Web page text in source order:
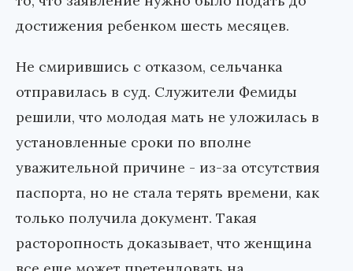
достижения ребенком шесть месяцев.
Не смирившись с отказом, сельчанка
отправилась в суд. Служители Фемиды
решили, что молодая мать не уложилась в
установленные сроки по вполне
уважительной причине - из-за отсутствия
паспорта, но не стала терять времени, как
только получила документ. Такая
расторопность доказывает, что женщина